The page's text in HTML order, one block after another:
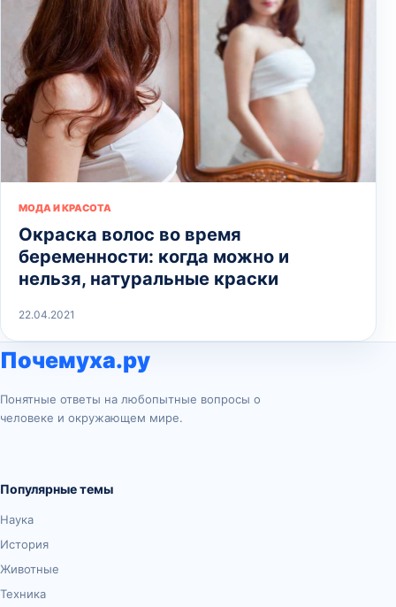
МОДА И КРАСОТА
Окраска волос во время
беременности: когда можно и
нельзя, натуральные краски
22.04.2021
Почемуха.ру
Понятные ответы на любопытные вопросы о
человеке и окружающем мире.
Популярные темы
Наука
История
Животные
Техника